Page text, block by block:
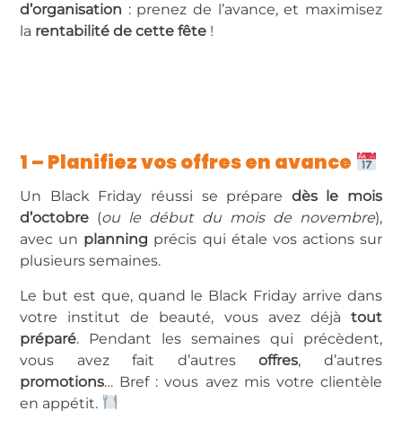
d’organisation : prenez de l’avance, et maximisez
la rentabilité de cette fête !
1 – Planifiez vos offres en avance
Un Black Friday réussi se prépare dès le mois
d’octobre (ou le début du mois de novembre),
avec un planning précis qui étale vos actions sur
plusieurs semaines.
Le but est que, quand le Black Friday arrive dans
votre institut de beauté, vous avez déjà tout
préparé. Pendant les semaines qui précèdent,
vous avez fait d’autresoffres, d’autres
promotions… Bref : vous avez mis votre clientèle
en appétit.